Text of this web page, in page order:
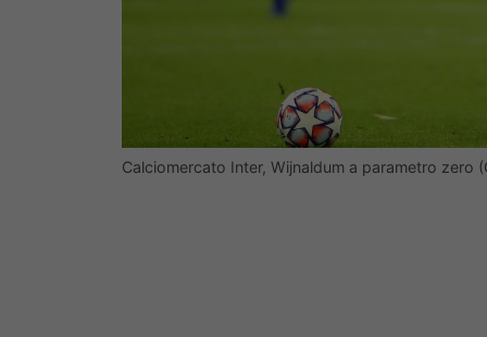
Calciomercato Inter, Wijnaldum a parametro zero